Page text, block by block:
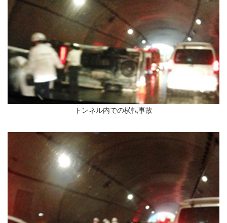
トンネル内での横転事故